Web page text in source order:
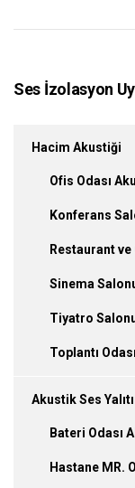
Ses İzolasyon
Hacim Akustiği
Ofis Odası
Konferans
Restaurant ve
Sinema
Tiyatro
Toplantı
Akustik Ses
Bateri Odası
Hastane MR.